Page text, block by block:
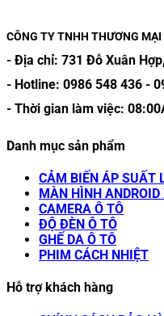
CÔNG TY TNHH THƯƠNG MẠI
- Địa chỉ: 731 Đỗ Xuân
- Hotline: 0986 548 436 -
- Thời gian làm việc:
Danh mục sản phẩm
CẢM BIẾN ÁP SUẤT
MÀN HÌNH ANDROID
CAMERA Ô TÔ
ĐỘ ĐÈN Ô TÔ
GHẾ DA Ô TÔ
PHIM CÁCH NHIỆT
Hỗ trợ khách hàng